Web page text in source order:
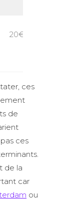
20€
ces
de
ces
de la
car
ou